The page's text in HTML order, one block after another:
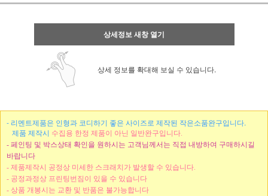
상세정보 새창 열기
상세 정보를 확대해 보실 수 있습니다.
- 리멘트제품은 인형과 코디하기 좋은 사이즈로 제작된 작은소품완구입니다.
제품 제작시 수집용 한정 제품이 아닌 일반완구입니다.
- 페인팅 및 박스상태 확인을 원하시는 고객님께서는 직접 내방하여 구매하시길
바랍니다
- 제품제작시 공정상 미세한 스크래치가 발생할 수 있습니다.
- 공정과정상 프린팅번짐이 있을 수 있습니다
- 상품 개봉시는 교환 및 반품은 불가능합니다